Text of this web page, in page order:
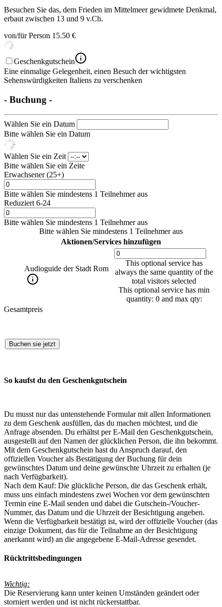
Besuchen Sie das, dem Frieden im Mittelmeer gewidmete Denkmal,
erbaut zwischen 13 und 9 v.Ch.
von/für Person 15.50 €
Geschenkgutschein
Eine einmalige Gelegenheit, einen Besuch der wichtigsten
Sehenswürdigkeiten Italiens zu verschenken
- Buchung -
Wählen Sie ein Datum
Bitte wählen Sie ein Datum
Wählen Sie ein Zeit
Bitte wählen Sie ein Zeite
Erwachsener (25+)
Bitte wählen Sie mindestens 1 Teilnehmer aus
Reduziert 6-24
Bitte wählen Sie mindestens 1 Teilnehmer aus
Bitte wählen Sie mindestens 1 Teilnehmer aus
Aktionen/Services hinzufügen
Audioguide der Stadt Rom
This optional service has
always the same quantity of the
total visitors selected
This optional service has min
quantity: 0 and max qty:
Gesamtpreis
Buchen sie jetzt
So kaufst du den Geschenkgutschein
Du musst nur das untenstehende Formular mit allen Informationen
zu dem Geschenk ausfüllen, das du machen möchtest, und die
Anfrage absenden. Du erhältst per E-Mail den Geschenkgutschein,
ausgestellt auf den Namen der glücklichen Person, die ihn bekommt.
Mit dem Geschenkgutschein hast du Anspruch darauf, den
offiziellen Voucher als Bestätigung der Buchung für dein
gewünschtes Datum und deine gewünschte Uhrzeit zu erhalten (je
nach Verfügbarkeit).
Nach dem Kauf: Die glückliche Person, die das Geschenk erhält,
muss uns einfach mindestens zwei Wochen vor dem gewünschten
Termin eine E-Mail senden und dabei die Gutschein-/Voucher-
Nummer, das Datum und die Uhrzeit der Besichtigung angeben.
Wenn die Verfügbarkeit bestätigt ist, wird der offizielle Voucher (das
einzige Dokument, das für die Teilnahme an der Besichtigung
anerkannt wird) an die angegebene E-Mail-Adresse gesendet.
Rücktrittsbedingungen
Wichtig:
Die Reservierung kann unter keinen Umständen geändert oder
storniert werden und ist nicht rückerstattbar.